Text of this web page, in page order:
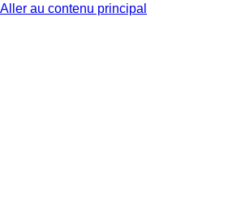
Aller au contenu principal